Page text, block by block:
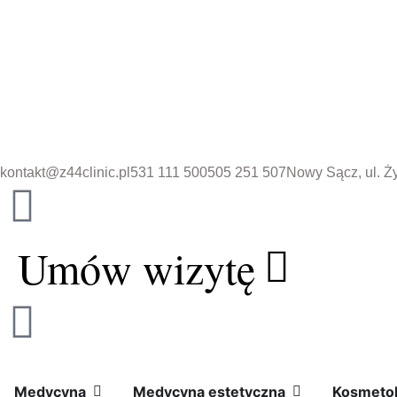
kontakt@z44clinic.pl 531 111 500505 251 507Nowy Sącz, ul.
Umów wizytę
Medycyna Open Medycyna
Medycyna estetyczna Open